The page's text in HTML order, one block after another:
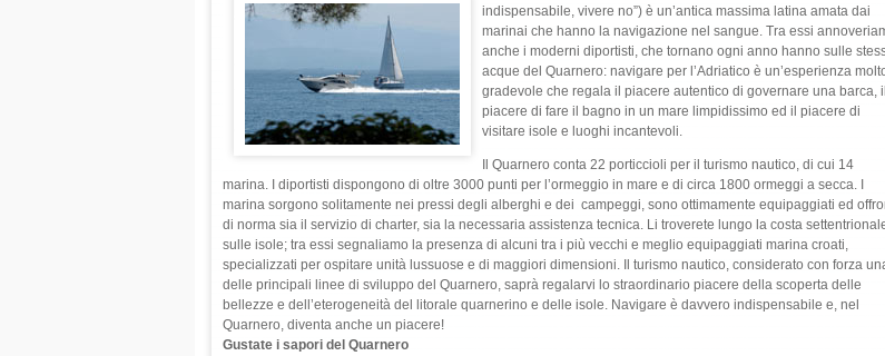
indispensabile, vivere no”) è un’antica massima latina amata dai
marinai che hanno la navigazione nel sangue. Tra essi
anche i moderni diportisti, che tornano ogni anno hanno sulle
acque del Quarnero: navigare per l’Adriatico è un’esperienza
gradevole che regala il piacere autentico di governare una barca, il
piacere di fare il bagno in un mare limpidissimo ed il piacere di
visitare isole e luoghi incantevoli.
Il Quarnero conta 22 porticcioli per il turismo nautico, di cui 14
marina. I diportisti dispongono di oltre 3000 punti per l’ormeggio in mare e di circa 1800 ormeggi a secca. I
marina sorgono solitamente nei pressi degli alberghi e dei campeggi, sono ottimamente equipaggiati ed
di norma sia il servizio di charter, sia la necessaria assistenza tecnica. Li troverete lungo la costa
sulle isole; tra essi segnaliamo la presenza di alcuni tra i più vecchi e meglio equipaggiati marina croati,
specializzati per ospitare unità lussuose e di maggiori dimensioni. Il turismo nautico, considerato con forza
delle principali linee di sviluppo del Quarnero, saprà regalarvi lo straordinario piacere della scoperta delle
bellezze e dell’eterogeneità del litorale quarnerino e delle isole. Navigare è davvero indispensabile e, nel
Quarnero, diventa anche un piacere!
Gustate i sapori del Quarnero